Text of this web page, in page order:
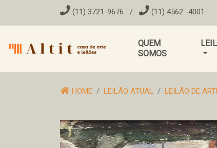
(11) 3721-9676 / (11) 4562 -4001
QUEM
SOMOS
HOME LEILÃO ATUAL LEILÃO DE